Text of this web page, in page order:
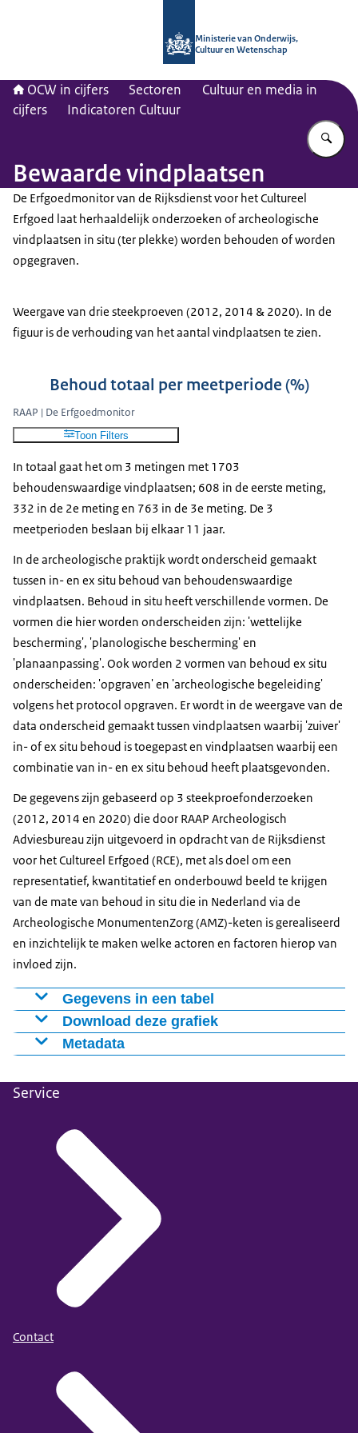
Ministerie van Onderwijs,
Cultuur en Wetenschap
OCW in cijfers Sectoren
Cultuur en media in
cijfers
Indicatoren Cultuur
Bewaarde vindplaatsen
De Erfgoedmonitor van de Rijksdienst voor het Cultureel
Erfgoed laat herhaaldelijk onderzoeken of archeologische
vindplaatsen in situ (ter plekke) worden behouden of worden
opgegraven.
Weergave van drie steekproeven (2012, 2014 & 2020). In de
figuur is de verhouding van het aantal vindplaatsen te zien.
Behoud totaal per meetperiode (%)
RAAP | De Erfgoedmonitor
Toon Filters
In totaal gaat het om 3 metingen met 1703
behoudenswaardige vindplaatsen; 608 in de eerste meting,
332 in de 2e meting en 763 in de 3e meting. De 3
meetperioden beslaan bij elkaar 11 jaar.
In de archeologische praktijk wordt onderscheid gemaakt
tussen in- en ex situ behoud van behoudenswaardige
vindplaatsen. Behoud in situ heeft verschillende vormen. De
vormen die hier worden onderscheiden zijn: 'wettelijke
bescherming', 'planologische bescherming' en
'planaanpassing'. Ook worden 2 vormen van behoud ex situ
onderscheiden: 'opgraven' en 'archeologische begeleiding'
volgens het protocol opgraven. Er wordt in de weergave van de
data onderscheid gemaakt tussen vindplaatsen waarbij 'zuiver'
in- of ex situ behoud is toegepast en vindplaatsen waarbij een
combinatie van in- en ex situ behoud heeft plaatsgevonden.
De gegevens zijn gebaseerd op 3 steekproefonderzoeken
(2012, 2014 en 2020) die door RAAP Archeologisch
Adviesbureau zijn uitgevoerd in opdracht van de Rijksdienst
voor het Cultureel Erfgoed (RCE), met als doel om een
representatief, kwantitatief en onderbouwd beeld te krijgen
van de mate van behoud in situ die in Nederland via de
Archeologische MonumentenZorg (AMZ)-keten is gerealiseerd
en inzichtelijk te maken welke actoren en factoren hierop van
invloed zijn.
Gegevens in een tabel
Meting In situ
Combinatie
met in situ
1e
2e
meting
3e
meting
17,70%
Download deze grafiek
Figuur als PNG
Metadata
Service
Contact